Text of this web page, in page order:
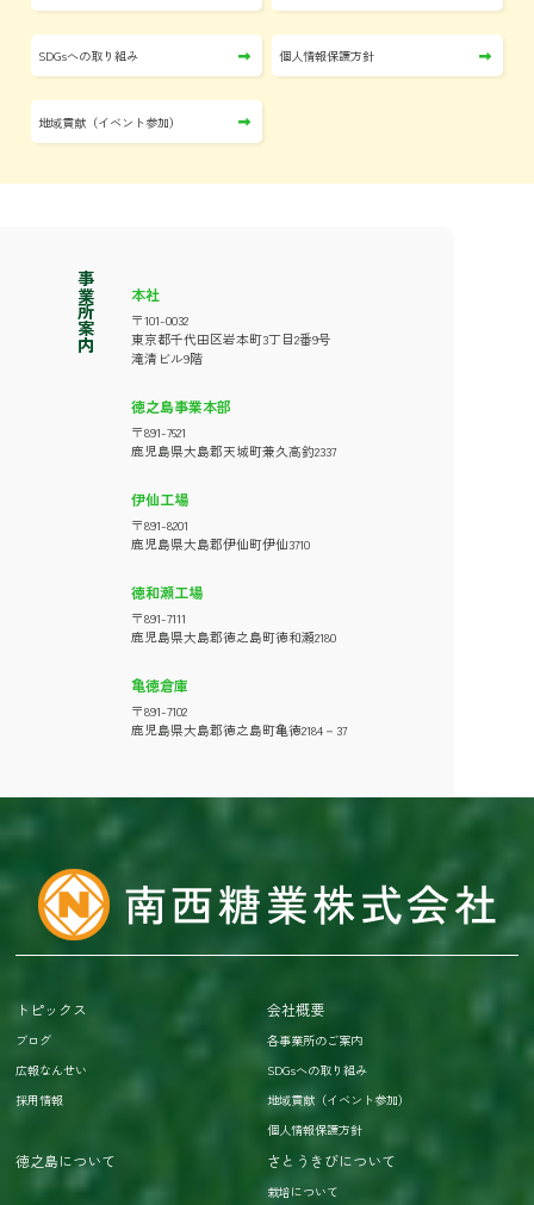
SDGsへの取り組み 個人情報保護方針
地域貢献（イベント参加）
事業所案内 本社
〒101-0032
東京都千代田区岩本町3丁目2番9号
滝清ビル9階
徳之島事業本部
〒891-7621
鹿児島県大島郡天城町兼久高釣2337
伊仙工場
〒891-8201
鹿児島県大島郡伊仙町伊仙3710
徳和瀬工場
〒891-7111
鹿児島県大島郡徳之島町徳和瀬2180
亀徳倉庫
〒891-7102
鹿児島県大島郡徳之島町亀徳2184－37
トピックス
ブログ
広報なんせい
採用情報
会社概要
各事業所のご案内
SDGsへの取り組み
地域貢献（イベント参加）
個人情報保護方針
徳之島について さとうきびについて
栽培について